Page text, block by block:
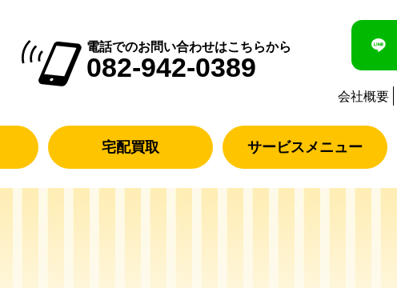
電話でのお問い合わせはこちらから
082-942-0389
会社概要
宅配買取 サービスメニュー